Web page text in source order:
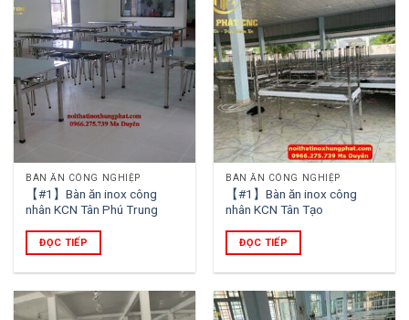
BÀN ĂN CÔNG NGHIỆP
【#1】Bàn ăn inox công
nhân KCN Tân Phú Trung
ĐỌC TIẾP
BÀN ĂN CÔNG NGHIỆP
【#1】Bàn ăn inox công
nhân KCN Tân Tạo
ĐỌC TIẾP